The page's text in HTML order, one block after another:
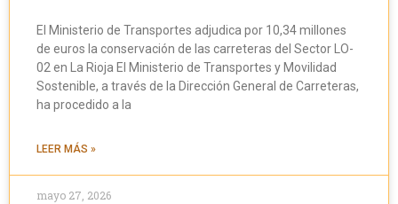
El Ministerio de Transportes adjudica por 10,34 millones
de euros la conservación de las carreteras del Sector LO-
02 en La Rioja El Ministerio de Transportes y Movilidad
Sostenible, a través de la Dirección General de Carreteras,
ha procedido a la
LEER MÁS »
mayo 27, 2026